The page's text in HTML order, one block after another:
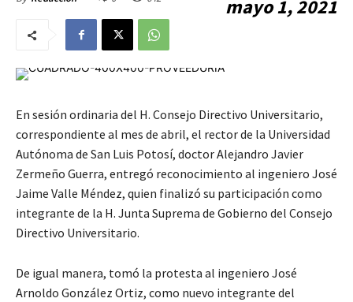
mayo 1, 2021
En sesión ordinaria del H. Consejo Directivo Universitario,
correspondiente al mes de abril, el rector de la Universidad
Autónoma de San Luis Potosí, doctor Alejandro Javier
Zermeño Guerra, entregó reconocimiento al ingeniero José
Jaime Valle Méndez, quien finalizó su participación como
integrante de la H. Junta Suprema de Gobierno del Consejo
Directivo Universitario.
De igual manera, tomó la protesta al ingeniero José
Arnoldo González Ortiz, como nuevo integrante del